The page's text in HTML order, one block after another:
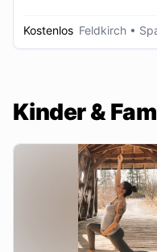
Kostenlos Feldkirch •
Kinder &